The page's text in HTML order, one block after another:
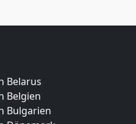
Belarus
Belgien
Bulgarien